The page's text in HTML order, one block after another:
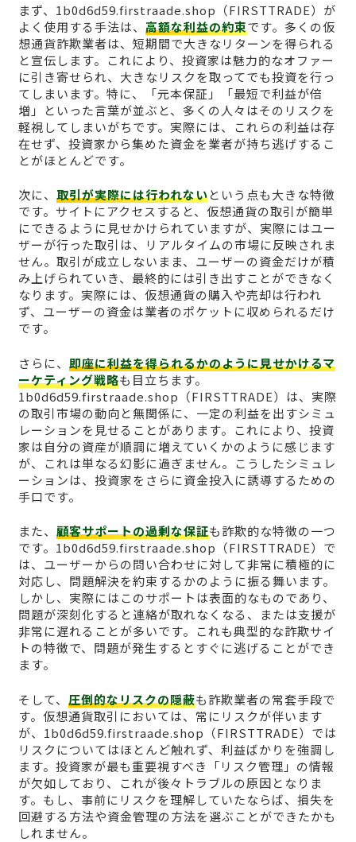
まず、1b0d6d59.firstraade.shop（FIRSTTRADE）が
よく使用する手法は、 高額な利益の約束です。多くの仮
想通貨詐欺業者は、短期間で大きなリターンを得られる
と宣伝します。これにより、投資家は魅力的なオファー
に引き寄せられ、大きなリスクを取ってでも投資を行っ
てしまいます。特に、「元本保証」「最短で利益が倍
増」といった言葉が並ぶと、多くの人々はそのリスクを
軽視してしまいがちです。実際には、これらの利益は存
在せず、投資家から集めた資金を業者が持ち逃げするこ
とがほとんどです。
次に、 取引が実際には行われないという点も大きな特徴
です。サイトにアクセスすると、仮想通貨の取引が簡単
にできるように見せかけられていますが、実際にはユー
ザーが行った取引は、リアルタイムの市場に反映されま
せん。取引が成立しないまま、ユーザーの資金だけが積
み上げられていき、最終的には引き出すことができなく
なります。実際には、仮想通貨の購入や売却は行われ
ず、ユーザーの資金は業者のポケットに収められるだけ
です。
さらに、 即座に利益を得られるかのように見せかけるマ
ーケティング戦略も目立ちます。
1b0d6d59.firstraade.shop（FIRSTTRADE）は、実際
の取引市場の動向と無関係に、一定の利益を出すシミュ
レーションを見せることがあります。これにより、投資
家は自分の資産が順調に増えていくかのように感じます
が、これは単なる幻影に過ぎません。こうしたシミュレ
ーションは、投資家をさらに資金投入に誘導するための
手口です。
また、 顧客サポートの過剰な保証も詐欺的な特徴の一つ
です。1b0d6d59.firstraade.shop（FIRSTTRADE）で
は、ユーザーからの問い合わせに対して非常に積極的に
対応し、問題解決を約束するかのように振る舞います。
しかし、実際にはこのサポートは表面的なものであり、
問題が深刻化すると連絡が取れなくなる、または支援が
非常に遅れることが多いです。これも典型的な詐欺サイ
トの特徴で、問題が発生するとすぐに逃げることができ
ます。
そして、 圧倒的なリスクの隠蔽も詐欺業者の常套手段で
す。仮想通貨取引においては、常にリスクが伴います
が、1b0d6d59.firstraade.shop（FIRSTTRADE）では
リスクについてはほとんど触れず、利益ばかりを強調し
ます。投資家が最も重要視すべき「リスク管理」の情報
が欠如しており、これが後々トラブルの原因となりま
す。もし、事前にリスクを理解していたならば、損失を
回避する方法や資金管理の方法を選ぶことができたかも
しれません。